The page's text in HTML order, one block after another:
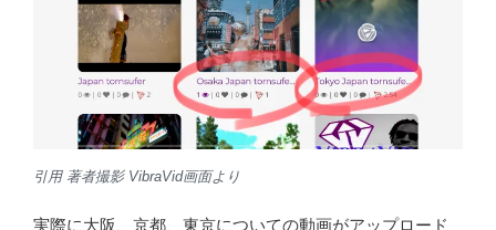
の投稿がありました。
いよいよ日本人も動画アップロードして、プラットフォ
ームの利用が開始されつつあるのかもしれません。